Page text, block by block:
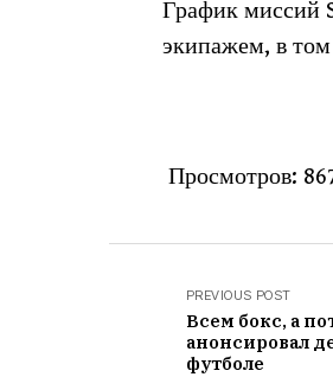
График миссий
экипажем, в том
Просмотров:
PREVIOUS POST
Всем бокс, а
анонсировал
футболе